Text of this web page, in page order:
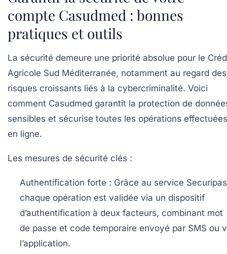
compte Casudmed : bonnes
pratiques et outils
La sécurité demeure une priorité absolue pour le
Agricole Sud Méditerranée, notamment au regard des
risques croissants liés à la cybercriminalité. Voici
comment Casudmed garantit la protection de
sensibles et sécurise toutes les opérations effectuées
en ligne.
Les mesures de sécurité clés :
Authentification forte : Grâce au service
chaque opération est validée via un dispositif
d’authentification à deux facteurs, combinant mot
de passe et code temporaire envoyé par SMS ou
l’application.